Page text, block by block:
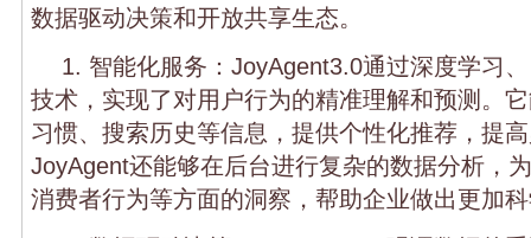
数据驱动决策和开放共享生态。
1. 智能化服务：JoyAgent3.0通过深度学习
技术，实现了对用户行为的精准理解和预测。
习惯、搜索历史等信息，提供个性化推荐，提
JoyAgent还能够在后台进行复杂的数据分析，
消费者行为等方面的洞察，帮助企业做出更加